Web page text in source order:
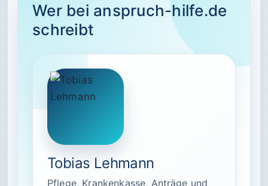
Wer bei anspruch-hilfe.de
schreibt
Tobias Lehmann
Pflege, Krankenkasse, Anträge und